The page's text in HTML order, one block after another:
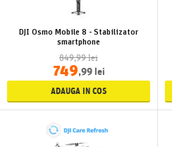
DJI Osmo Mobile 8 - Stabilizator
smartphone
849,99 lei
749,99 lei
ADAUGA IN COS